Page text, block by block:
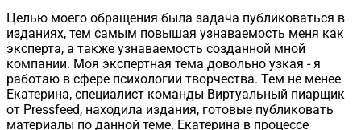
Целью моего обращения была задача публиковаться в
изданиях, тем самым повышая узнаваемость меня как
эксперта, а также узнаваемость созданной мной
компании. Моя экспертная тема довольно узкая - я
работаю в сфере психологии творчества. Тем не менее
Екатерина, специалист команды Виртуальный пиарщик
от Pressfeed, находила издания, готовые публиковать
материалы по данной теме. Екатерина в процессе